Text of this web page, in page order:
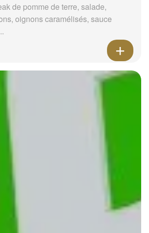
de pomme de terre, salade,
oignons caramélisés, sauce